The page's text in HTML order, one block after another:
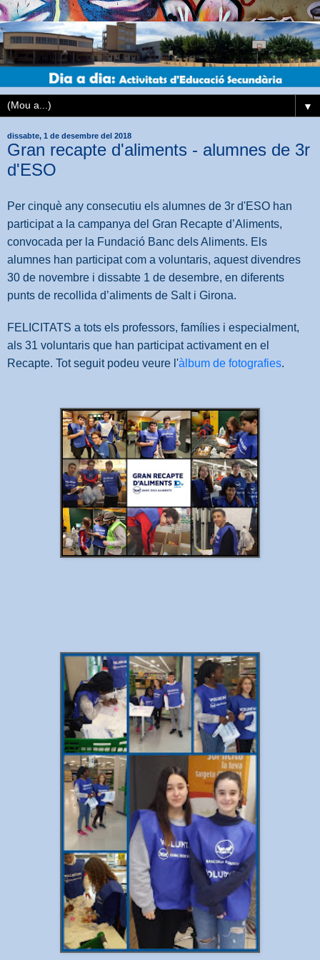
▼
dissabte, 1 de desembre del 2018
Gran recapte d'aliments - alumnes de 3r
d'ESO
Per cinquè any consecutiu els alumnes de 3r d'ESO han
participat a la campanya del Gran Recapte d’Aliments,
convocada per la Fundació Banc dels Aliments. Els
alumnes han participat com a voluntaris, aquest divendres
30 de novembre i dissabte 1 de desembre, en diferents
punts de recollida d’aliments de Salt i Girona.
FELICITATS a tots els professors, famílies i especialment,
als 31 voluntaris que han participat activament en el
Recapte. Tot seguit podeu veure l'àlbum de fotografies.